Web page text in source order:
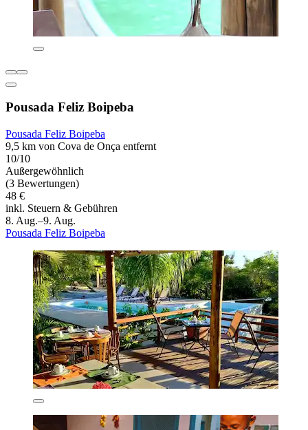
Pousada Feliz Boipeba
Pousada Feliz Boipeba
9,5 km von Cova de Onça entfernt
10/10
Außergewöhnlich
(3 Bewertungen)
48 €
inkl. Steuern & Gebühren
8. Aug.–9. Aug.
Pousada Feliz Boipeba